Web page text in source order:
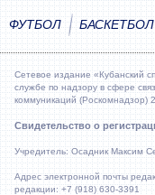
ФУТБОЛ БАСКЕТБОЛ
Сетевое издание «Кубанский
службе по надзору в сфере
коммуникаций (Роскомнадзор)
Свидетельство о
Учредитель: Осадник Максим
Адрес электронной почты
редакции: +7 (918) 630-3391